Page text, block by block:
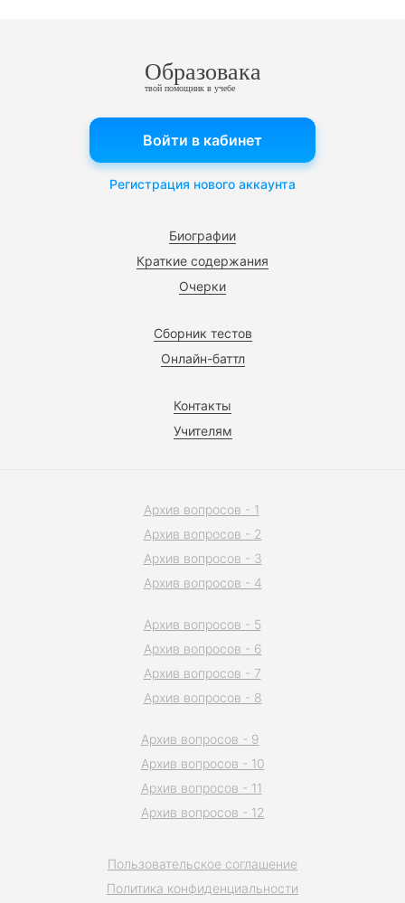
Образовака
твой помощник в учебе
Биографии
Краткие содержания
Очерки
Сборник тестов
Онлайн-баттл
Контакты
Учителям
Войти в кабинет
Регистрация нового аккаунта
Пользовательское соглашение
Политика конфиденциальности
Архив вопросов - 1
Архив вопросов - 2
Архив вопросов - 3
Архив вопросов - 4
Архив вопросов - 5
Архив вопросов - 6
Архив вопросов - 7
Архив вопросов - 8
Архив вопросов - 9
Архив вопросов - 10
Архив вопросов - 11
Архив вопросов - 12